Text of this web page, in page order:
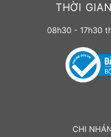
THỜI
08h30 - 17h30
CHI